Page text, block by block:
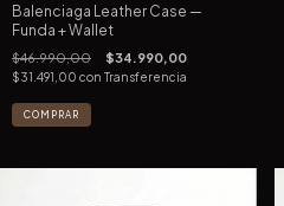
Balenciaga Leather Case —
Funda + Wallet
$46.990,00 $34.990,00
$31.491,00 con Transferencia
COMPRAR